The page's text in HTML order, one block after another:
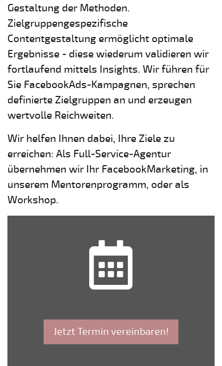
Gestaltung der Methoden.
Zielgruppengespezifische
Contentgestaltung ermöglicht optimale
Ergebnisse - diese wiederum validieren wir
fortlaufend mittels Insights. Wir führen für
Sie FacebookAds-Kampagnen, sprechen
definierte Zielgruppen an und erzeugen
wertvolle Reichweiten.
Wir helfen Ihnen dabei, Ihre Ziele zu
erreichen: Als Full-Service-Agentur
übernehmen wir Ihr FacebookMarketing, in
unserem Mentorenprogramm, oder als
Workshop.
Jetzt Termin vereinbaren!